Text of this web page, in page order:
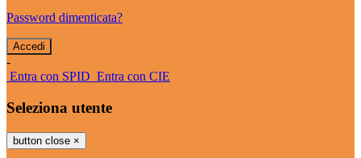
Password dimenticata?
-
Entra con SPID Entra con CIE
Seleziona utente
button close ×